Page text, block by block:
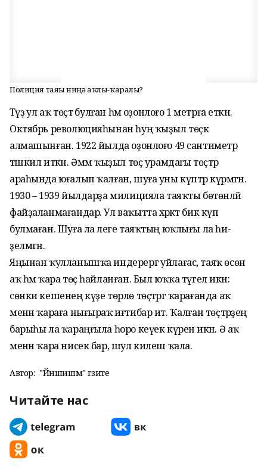
Полиция таяғы ниңә аҡлы-ҡаралы?
Тәүҙә ул аҡ төҫтә бул­ған һәм оҙонлоғо 1 метр­ға еткән.
Октябрь революция­һынан һуң ҡыҙыл төҫкә
алмашынған. 1922 йылда оҙонлоғо 49 сантиметр
тәшкил иткән. Әммә ҡыҙыл төҫ урамдағы төҫтәр
араһында юғалып ҡалған, шуға уны күптәр күрмәгән.
1930 – 1939 йылдарҙа милицияла таяҡты бөтөнләй
фай­ҙаланмағандар. Ул ва­ҡытта хәрәкәт бик күп
булмаған. Шуға ла әлеге таяҡтың юҡлығы ла һи­
ҙелмәгән.
Яңынан ҡулланышҡа индерергә уйлағас, таяҡ өсөн
аҡ һәм ҡара төҫ һайланған. Был юҡҡа түгел икән:
сөнки кешенең күҙе төрлө төҫтәргә ҡарағанда аҡ
менән ҡараға нығыраҡ иғтибар итә. Ҡалған төҫтәрҙең
барыһы ла ҡараңғыла һоро кеүек күренә икән. Ә аҡ
менән ҡара нисек бар, шул килеш ҡала.
Автор: "Йәншишмә" гәзите
Читайте нас